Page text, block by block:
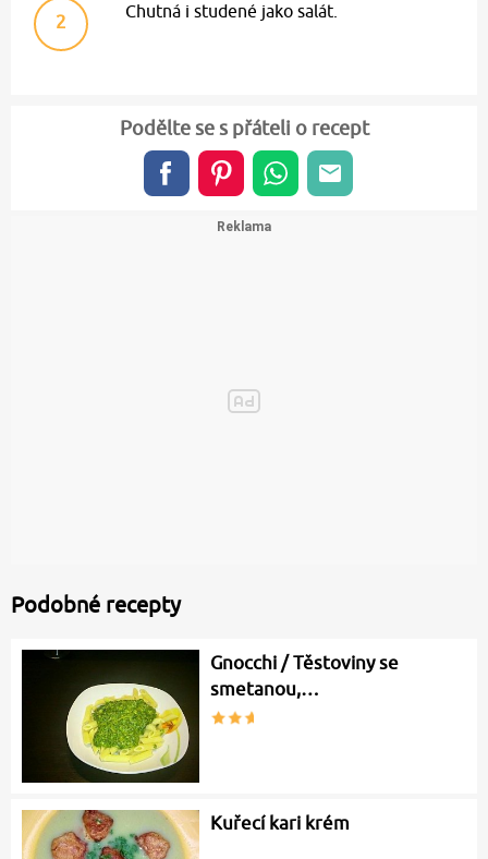
2 Chutná i studené jako salát.
Podělte se s přáteli o recept
Podobné recepty
Gnocchi / Těstoviny se
smetanou,…
Kuřecí kari krém